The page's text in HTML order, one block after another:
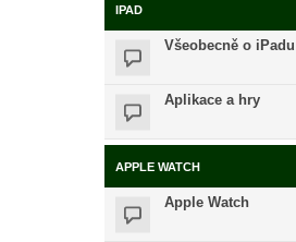
IPAD
Všeobecně o iPadu
Aplikace a hry
APPLE WATCH
Apple Watch